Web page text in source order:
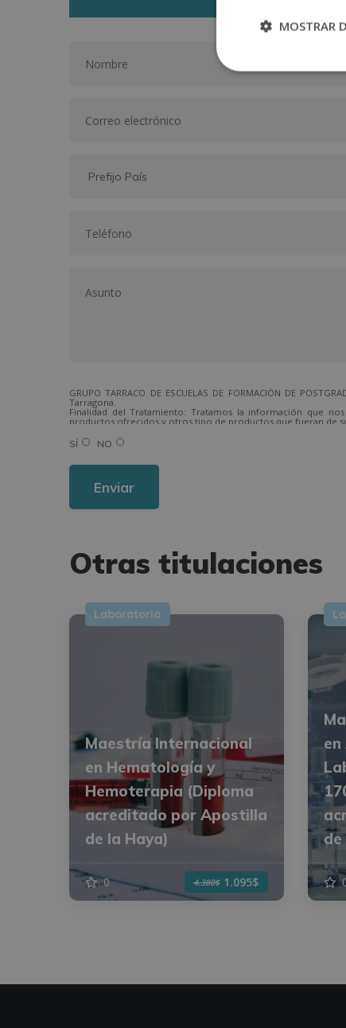
GRUPO TARRACO DE ESCUELAS DE FORMACIÓN DE
Tarragona.
Finalidad del Tratamiento: Tratamos la información que
productos ofrecidos y otros tipo de productos que fueran de
Derechos: Puede ejercitar sus derechos identificándose
Para más información consulte nuestra Política de Privacidad.
SÍ NO
Otras titulaciones
Laboratorio
Maestría Internacional
en Hematología y
Hemoterapia (Diploma
acreditado por Apostilla
de la Haya)
0 4.380$ 1.095$
de
MOSTRAR